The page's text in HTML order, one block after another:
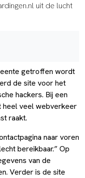
uit de lucht
getroffen wordt
de site voor het
hackers. Bij een
heel veel webverkeer
raakt.
naar voren
bereikbaar.” Op
van de
Verder is de site